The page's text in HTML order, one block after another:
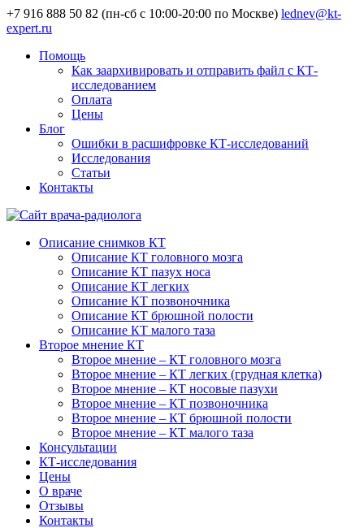
+7 916 888 50 82 (пн-сб с 10:00-20:00 по Москве) lednev@kt-
expert.ru
Помощь
Как заархивировать и отправить файл с КТ-
исследованием
Оплата
Цены
Блог
Ошибки в расшифровке КТ-исследований
Исследования
Статьи
Контакты
Описание снимков КТ
Описание КТ головного мозга
Описание КТ пазух носа
Описание КТ легких
Описание КТ позвоночника
Описание КТ брюшной полости
Описание КТ малого таза
Второе мнение КТ
Второе мнение – КТ головного мозга
Второе мнение – КТ легких (грудная клетка)
Второе мнение – КТ носовые пазухи
Второе мнение – КТ позвоночника
Второе мнение – КТ брюшной полости
Второе мнение – КТ малого таза
Консультации
КТ-исследования
Цены
О враче
Отзывы
Контакты